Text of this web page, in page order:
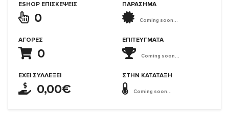
ESHOP ΕΠΙΣΚΈΨΕΙΣ
0
ΑΓΟΡΈΣ
0
ΈΧΕΙ ΣΥΛΛΈΞΕΙ
0,00€
ΠΑΡΑΣΗΜΑ
Coming soon...
ΕΠΙΤΕΎΓΜΑΤΑ
Coming soon...
ΣΤΗΝ ΚΑΤΆΤΑΞΗ
Coming soon...